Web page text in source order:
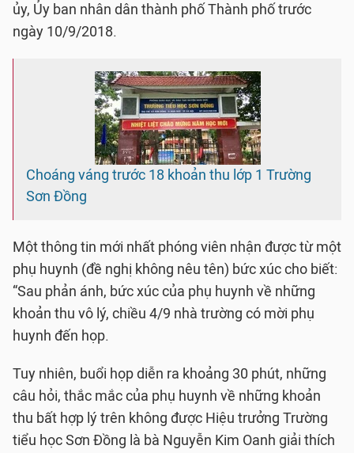
ủy, Ủy ban nhân dân thành phố Thành phố trước
ngày 10/9/2018.
Choáng váng trước 18 khoản thu lớp 1 Trường
Sơn Đồng
Một thông tin mới nhất phóng viên nhận được từ một
phụ huynh (đề nghị không nêu tên) bức xúc cho biết:
“Sau phản ánh, bức xúc của phụ huynh về những
khoản thu vô lý, chiều 4/9 nhà trường có mời phụ
huynh đến họp.
Tuy nhiên, buổi họp diễn ra khoảng 30 phút, những
câu hỏi, thắc mắc của phụ huynh về những khoản
thu bất hợp lý trên không được Hiệu trưởng Trường
tiểu học Sơn Đồng là bà Nguyễn Kim Oanh giải thích